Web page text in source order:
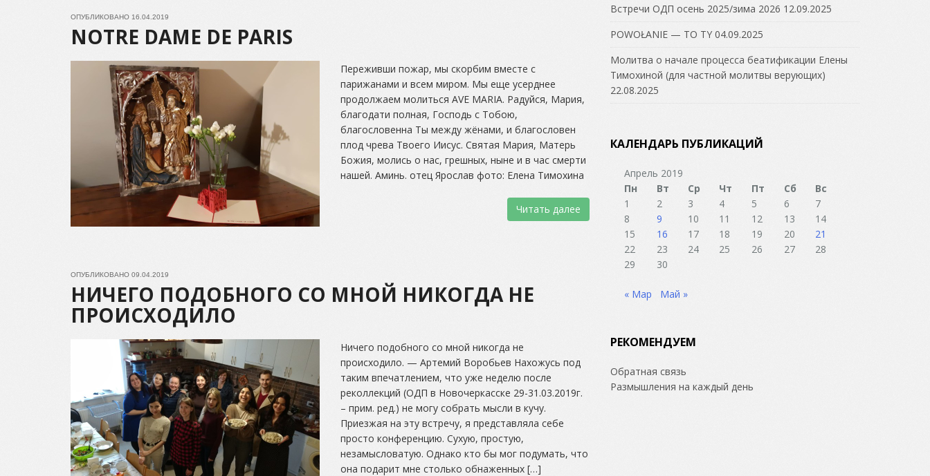
ОПУБЛИКОВАНО 16.04.2019
NOTRE DAME DE PARIS
Переживши пожар, мы скорбим вместе с
парижанами и всем миром. Мы еще усерднее
продолжаем молиться AVE MARIA. Радуйся, Мария,
благодати полная, Господь с Тобою,
благословенна Ты между жёнами, и благословен
плод чрева Твоего Иисус. Святая Мария, Матерь
Божия, молись о нас, грешных, ныне и в час смерти
нашей. Аминь. отец Ярослав фото: Елена Тимохина
Читать далее
ОПУБЛИКОВАНО 09.04.2019
НИЧЕГО ПОДОБНОГО СО МНОЙ НИКОГДА НЕ
ПРОИСХОДИЛО
Ничего подобного со мной никогда не
происходило. — Артемий Воробьев Нахожусь под
таким впечатлением, что уже неделю после
реколлекций (ОДП в Новочеркасске 29-31.03.2019г.
– прим. ред.) не могу собрать мысли в кучу.
Приезжая на эту встречу, я представляла себе
просто конференцию. Сухую, простую,
незамысловатую. Однако кто бы мог подумать, что
она подарит мне столько обнаженных […]
Встречи ОДП осень 2025/зима 2026 12.09.2025
POWOŁANIE — TO TY 04.09.2025
Молитва о начале процесса беатификации Елены
Тимохиной (для частной молитвы верующих)
22.08.2025
КАЛЕНДАРЬ ПУБЛИКАЦИЙ
Апрель 2019
Пн
Вт Ср Чт Пт Сб
Вс
1
2 3 4 5 6
7
8
9 10 11 12 13
14
15
16 17 18 19 20
21
22
23 24 25 26 27
28
29
30
« Мар Май »
РЕКОМЕНДУЕМ
Обратная связь
Размышления на каждый день